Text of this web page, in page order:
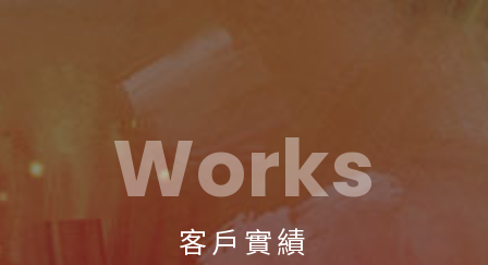
Works
客戶實績